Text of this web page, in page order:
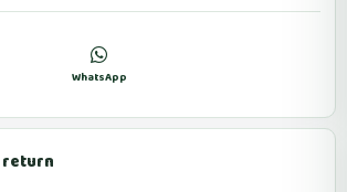
WhatsApp
return